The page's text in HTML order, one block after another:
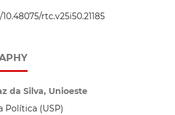
rtc.v25i50.21185
da Silva, Unioeste
Política (USP)